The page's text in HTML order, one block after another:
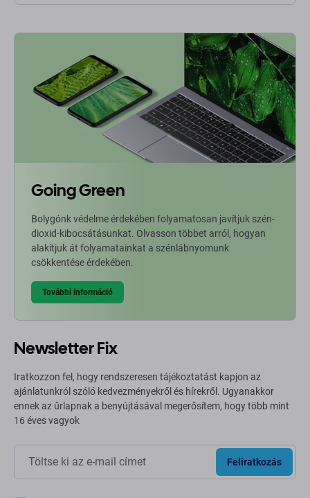
Going Green
Bolygónk védelme érdekében folyamatosan javítjuk szén-
dioxid-kibocsátásunkat. Olvasson többet arról, hogyan
alakítjuk át folyamatainkat a szénlábnyomunk
csökkentése érdekében.
További információ
Newsletter Fix
Iratkozzon fel, hogy rendszeresen tájékoztatást kapjon az
ajánlatunkról szóló kedvezményekről és hírekről. Ugyanakkor
ennek az űrlapnak a benyújtásával megerősítem, hogy több mint
16 éves vagyok
Feliratkozás